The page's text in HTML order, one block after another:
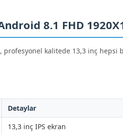
8.1 FHD
kalitede 13,3 inç
Detaylar
13,3 inç IPS ekran